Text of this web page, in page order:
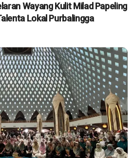
Wayang Kulit Milad Papeling
Lokal Purbalingga